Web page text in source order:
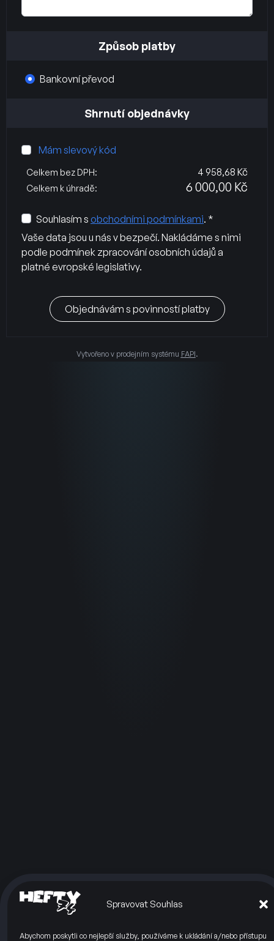
Spravovat Souhlas
Abychom poskytli co nejlepší služby, používáme k ukládání a/nebo přístupu
Způsob platby
Bankovní převod
Shrnutí objednávky
Mám slevový kód
Celkem bez DPH: 4 958,68 Kč
Celkem k úhradě: 6 000,00 Kč
Souhlasím s obchodními podmínkami. *
Vaše data jsou u nás v bezpečí. Nakládáme s nimi
podle podmínek zpracování osobních údajů a
platné evropské legislativy.
Objednávám s povinností platby
Vytvořeno v prodejním systému FAPI.